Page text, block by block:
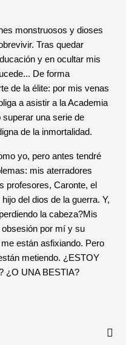
monstruosos y dioses
Tras quedar
y en ocultar mis
De forma
de la élite: por mis venas
a asistir a la Academia
una serie de
de la inmortalidad.
yo, pero antes tendré
mis aterradores
profesores, Caronte, el
del dios de la guerra. Y,
la cabeza?Mis
por mí y su
están asfixiando. Pero
metiendo. ¿ESTOY
¿O UNA BESTIA?